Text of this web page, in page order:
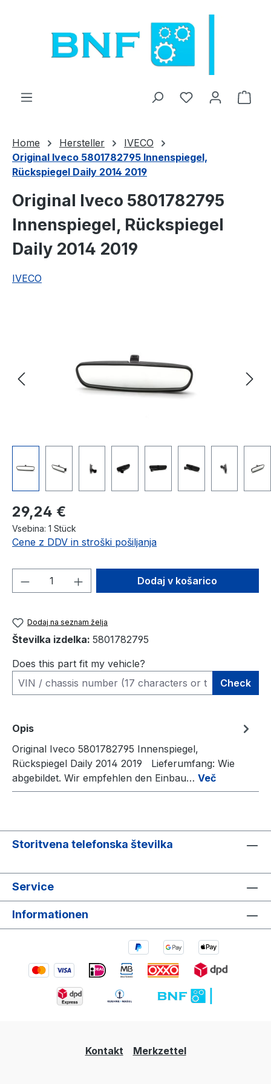
Imate 0 izdelke
Home Hersteller
IVECO
Original Iveco 5801782795 Innenspiegel,
Rückspiegel Daily 2014 2019
Original Iveco 5801782795
Innenspiegel, Rückspiegel
Daily 2014 2019
IVECO
Redna cena:
29,24 €
Vsebina: 1 Stück
Cene z DDV in stroški pošiljanja
Količina izdelka: Vnesite želeno
Dodaj v košarico
Dodaj na seznam želja
Številka izdelka: 5801782795
Does this part fit my vehicle?
Check
Opis
Original Iveco 5801782795 Innenspiegel,
Rückspiegel Daily 2014 2019 Lieferumfang: Wie
abgebildet. Wir empfehlen den Einbau… Več
Storitvena telefonska številka
Service
Informationen
Kontakt Merkzettel